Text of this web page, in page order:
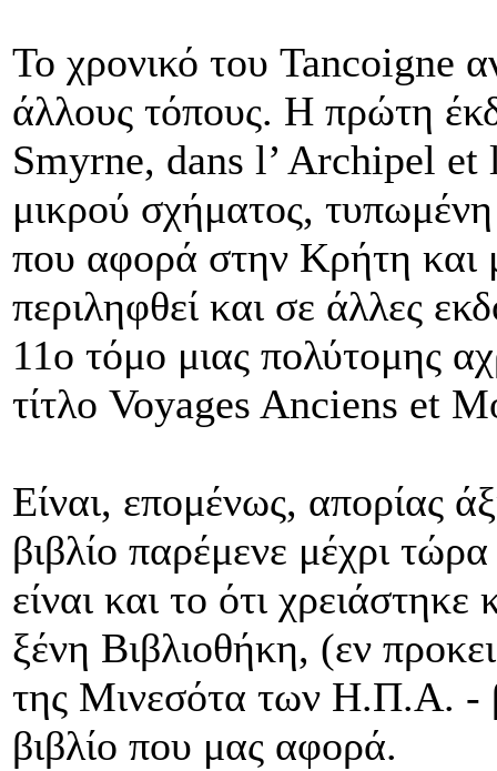
Το χρονικό του Tancoigne
άλλους τόπους. Η πρώτη
Smyrne, dans l’ Archipel et
μικρού σχήματος,
που αφορά στην Κρήτη και
περιληφθεί και σε άλλες
11ο τόμο μιας πολύτομης
τίτλο Voyages Anciens et
Είναι, επομένως, απορίας
βιβλίο παρέμενε μέχρι
είναι και το ότι
ξένη Βιβλιοθήκη, (εν
της Μινεσότα των Η.Π.Α. -
βιβλίο που μας αφορά.